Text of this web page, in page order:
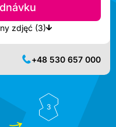
Zobrazit nejbližší dostupné tiskárny zdjęć (3)
+48 530 657 000
3